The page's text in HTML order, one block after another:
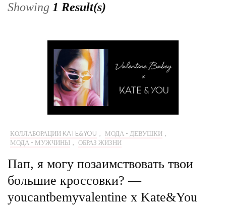
Showing 1 Result(s)
КОЛЛАБОРАЦИИ KATE&YOU , МОДА - ДЕВУШКИ ,
МОДА - МУЖЧИНЫ , ОБРАЗ ЖИЗНИ
Пап, я могу позаимствовать твои
большие кроссовки? —
youcantbemyvalentine x Kate&You